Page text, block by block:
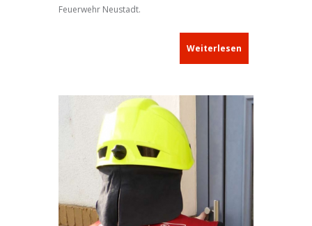
Feuerwehr Neustadt.
Weiterlesen